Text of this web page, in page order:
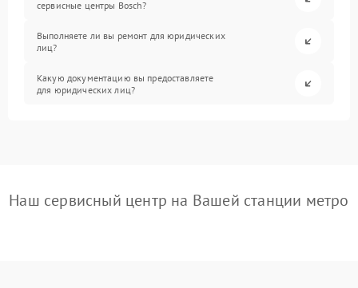
сервисные центры Bosch?
Выполняете ли вы ремонт для юридических
лиц?
Какую документацию вы предоставляете
для юридических лиц?
Наш сервисный центр на Вашей станции метро